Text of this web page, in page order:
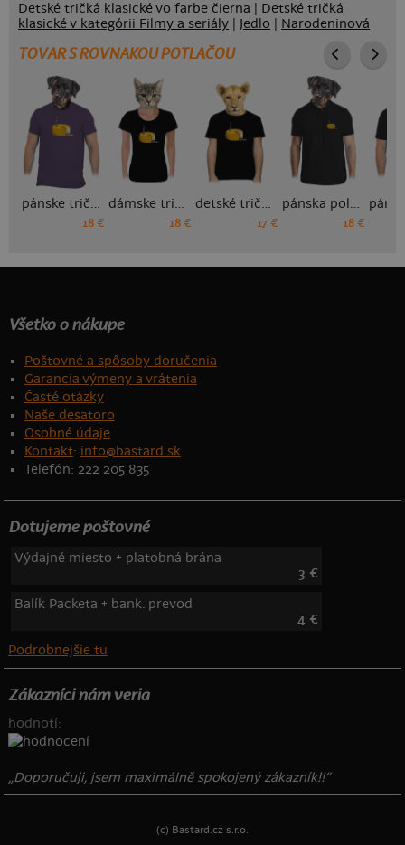
Detské tričká klasické vo farbe čierna
Detské tričká
klasické v kategórii Filmy a seriály
Jedlo Narodeninová
TOVAR S ROVNAKOU POTLAČOU
pánske tričko
18 €
dámske tričko
18 €
detské tričko
17 €
pánska polokošeľa
18 €
Všetko o nákupe
Poštovné a spôsoby doručenia
Garancia výmeny a vrátenia
Časté otázky
Naše desatoro
Osobné údaje
Kontakt: info@bastard.sk
Telefón: 222 205 835
Dotujeme poštovné
Výdajné miesto + platobná brána
3 €
Balík Packeta + bank. prevod
4 €
Podrobnejšie tu
Zákazníci nám veria
hodnotí:
„Doporučuji, jsem maximálně spokojený zákazník!!“
(c) Bastard.cz s.r.o.